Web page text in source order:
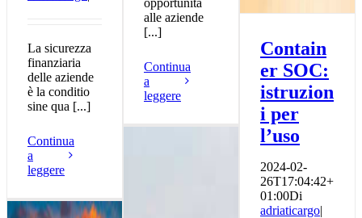
Contain
er SOC:
istruzion
i per
l’uso
2024-02-
26T17:04:42+
01:00Di
adriaticargo|
alle aziende
[...]
Continua
a
leggere
La sicurezza
finanziaria
delle aziende
è la conditio
sine qua [...]
Continua
a
leggere